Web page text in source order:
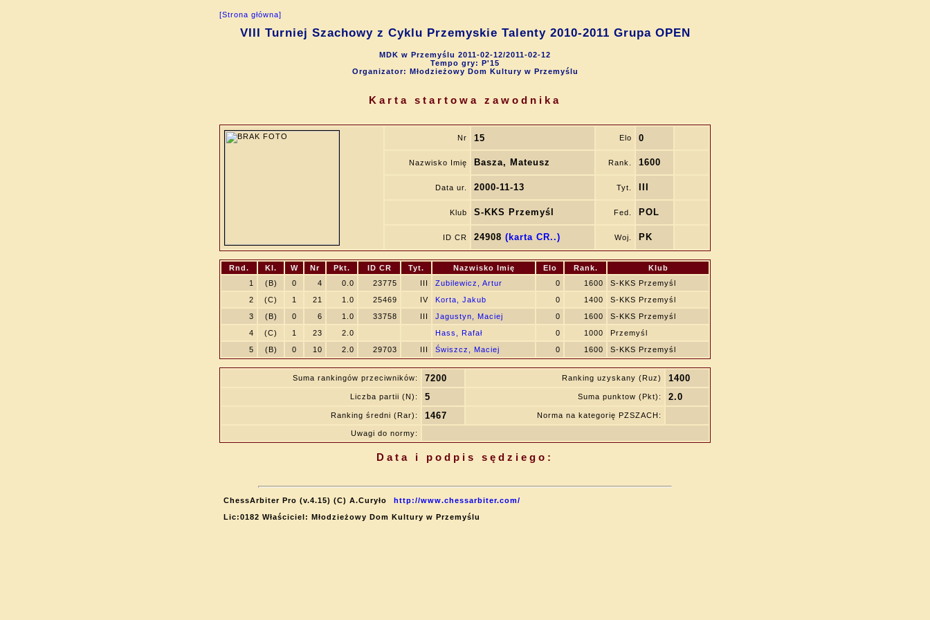
[Strona główna]
VIII Turniej Szachowy z Cyklu Przemyskie Talenty 2010-2011 Grupa OPEN
MDK w Przemyślu 2011-02-12/2011-02-12
Tempo gry: P'15
Organizator: Młodzieżowy Dom Kultury w Przemyślu
Karta startowa zawodnika
Nr 15 Elo 0
Nazwisko Imię Basza, Mateusz Rank. 1600
Data ur. 2000-11-13 Tyt.
Klub S-KKS Przemyśl Fed. POL
ID CR 24908 (karta CR..) Woj. PK
Rnd. Kl. W Nr Pkt. ID CR Tyt. Nazwisko Imię Elo Rank.
Klub
1
(B) 0 4 0.0 23775 III Zubilewicz, Artur 0 1600
S-KKS Przemyśl
2
(C) 1 21 1.0 25469 IV Korta, Jakub 0 1400
S-KKS Przemyśl
3
(B) 0 6 1.0 33758 III Jagustyn, Maciej 0 1600
S-KKS Przemyśl
4
(C) 1 23 2.0 Hass, Rafał 0 1000
Przemyśl
5
(B) 0 10 2.0 29703 III Świszcz, Maciej 0 1600 S-KKS Przemyśl
Suma rankingów przeciwników: 7200 Ranking uzyskany (Ruz) 1400
Liczba partii (N): 5 Suma punktow (Pkt): 2.0
Ranking średni (Rar): 1467 Norma na kategorię PZSZACH:
Uwagi do normy:
Data i podpis sędziego:
ChessArbiter Pro (v.4.15) (C) A.Curyło
http://www.chessarbiter.com/
Lic:0182 Właściciel: Młodzieżowy Dom Kultury w Przemyślu